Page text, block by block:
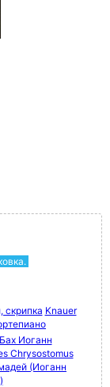
скрипка Knauer
Иоганн
Chrysostomus
(Иоганн